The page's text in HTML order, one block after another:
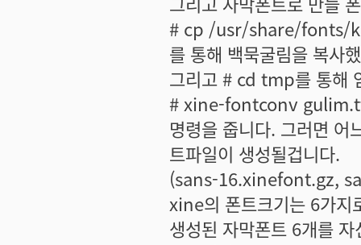
# cp /usr/share/fonts/
를 통해 백묵굴림을 복사
그리고 # cd tmp를 통해
# xine-fontconv
명령을 줍니다. 그러면 어
트파일이 생성될겁니다.
(sans-16.xinefont.gz,
xine의 폰트크기는 6가지
생성된 자막폰트 6개를